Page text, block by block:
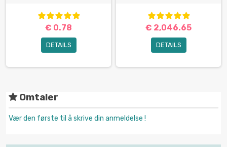
€ 0.78
DETAILS
€ 2,046.65
DETAILS
Omtaler
Vær den første til å skrive din anmeldelse !